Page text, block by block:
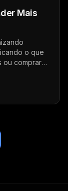
Mais
o que
ou comprar